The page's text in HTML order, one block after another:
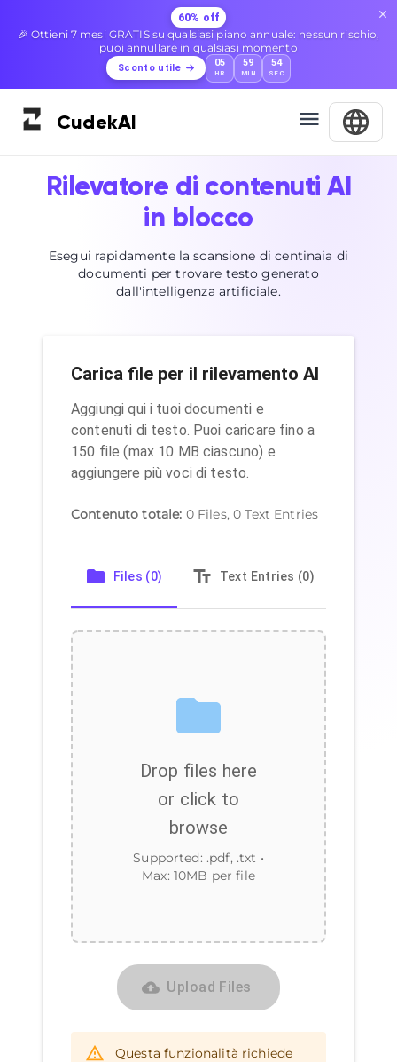
60% off
🎉 Ottieni 7 mesi GRATIS su qualsiasi piano annuale: nessun rischio,
puoi annullare in qualsiasi momento
Sconto utile 05
HR
59
MIN
53
SEC
CudekAI
Rilevatore di contenuti AI
in blocco
Esegui rapidamente la scansione di centinaia di
documenti per trovare testo generato
dall'intelligenza artificiale.
Carica file per il rilevamento AI
Aggiungi qui i tuoi documenti e
contenuti di testo. Puoi caricare fino a
150 file (max 10 MB ciascuno) e
aggiungere più voci di testo.
Contenuto totale: 0 Files,0 Text Entries
Files (0) Text Entries (0)
Drop files here
or click to
browse
Supported: .pdf, .txt •
Max: 10MB per file
Upload Files
Questa funzionalità richiede